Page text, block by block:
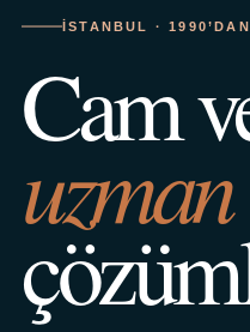
İSTANBUL ·
Cam
uzman